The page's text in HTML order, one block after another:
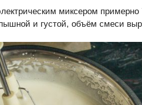
миксером
и густой, объём смеси